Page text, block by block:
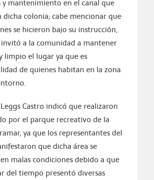
y mantenimiento en el canal que
dicha colonia; cabe mencionar que
se hicieron bajo su instrucción,
a la comunidad a mantener
limpio el lugar ya que es
de quienes habitan en la zona
Castro indicó que realizaron
por el parque recreativo de la
ya que los representantes del
que dicha área se
malas condiciones debido a que
del tiempo presentó diversas